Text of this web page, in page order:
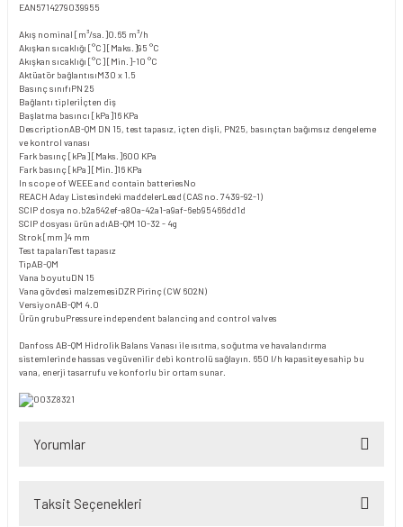
EAN5714279039955
Akış nominal [m³/sa.]0.65 m³/h
Akışkan sıcaklığı [°C] [Maks.]95 °C
Akışkan sıcaklığı [°C] [Min.]-10 °C
Aktüatör bağlantısıM30 x 1.5
Basınç sınıfıPN 25
Bağlantı tipleriİçten diş
Başlatma basıncı [kPa]16 KPa
DescriptionAB-QM DN 15, test tapasız, içten dişli, PN25, basınçtan bağımsız dengeleme
ve kontrol vanası
Fark basınç [kPa] [Maks.]600 KPa
Fark basınç [kPa] [Min.]16 KPa
In scope of WEEE and contain batteriesNo
REACH Aday Listesindeki maddelerLead (CAS no. 7439-92-1)
SCIP dosya no. b2a642ef-a80a-42a1-a9af-6eb95466dd1d
SCIP dosyası ürün adıAB-QM 10-32 - 4g
Strok [mm]4 mm
Test tapalarıTest tapasız
TipAB-QM
Vana boyutuDN 15
Vana gövdesi malzemesiDZR Pirinç (CW 602N)
VersiyonAB-QM 4.0
Ürün grubuPressure independent balancing and control valves
Danfoss AB-QM Hidrolik Balans Vanası ile ısıtma, soğutma ve havalandırma
sistemlerinde hassas ve güvenilir debi kontrolü sağlayın. 650 l/h kapasiteye sahip bu
vana, enerji tasarrufu ve konforlu bir ortam sunar.
Yorumlar
Taksit Seçenekleri